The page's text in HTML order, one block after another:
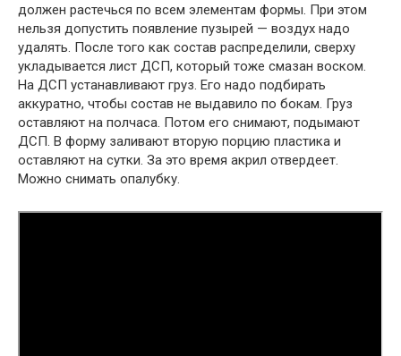
должен растечься по всем элементам формы. При этом
нельзя допустить появление пузырей — воздух надо
удалять. После того как состав распределили, сверху
укладывается лист ДСП, который тоже смазан воском.
На ДСП устанавливают груз. Его надо подбирать
аккуратно, чтобы состав не выдавило по бокам. Груз
оставляют на полчаса. Потом его снимают, подымают
ДСП. В форму заливают вторую порцию пластика и
оставляют на сутки. За это время акрил отвердеет.
Можно снимать опалубку.